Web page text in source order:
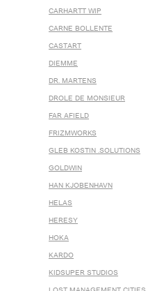
CARHARTT WIP
CARNE BOLLENTE
CASTART
DIEMME
DR. MARTENS
DROLE DE MONSIEUR
FAR AFIELD
FRIZMWORKS
GLEB KOSTIN .SOLUTIONS
GOLDWIN
HAN KJOBENHAVN
HELAS
HERESY
HOKA
KARDO
KIDSUPER STUDIOS